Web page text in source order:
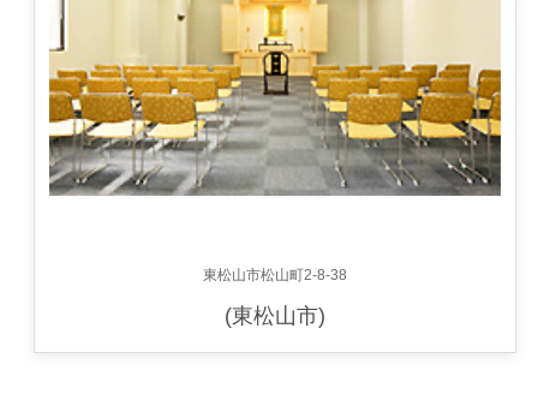
東松山市松山町2-8-38
(東松山市)